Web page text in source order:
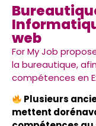
web
For My Job
la bureautique,
compétences en
Plusieurs
mettent